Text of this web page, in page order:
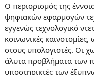
Ο περιορισμός της
ψηφιακών εφαρμογών
εγγενώς τεχνολογικό
κοινωνικές
στους υπολογιστές. Οι
άλυτα προβλήματα των
υποστηρικτές των